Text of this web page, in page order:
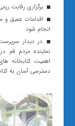
برگزاری رقابت
اقدامات عمیق و
انجام شود
در دیدار
نماینده مردم
اهمیت کتابخانه
دسترسی آسان به